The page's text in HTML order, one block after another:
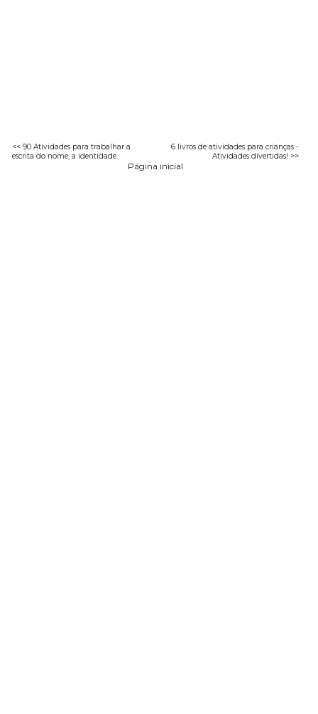
<< 90 Atividades para trabalhar a
escrita do nome, a identidade.
6 livros de atividades para crianças -
Atividades divertidas! >>
Página inicial